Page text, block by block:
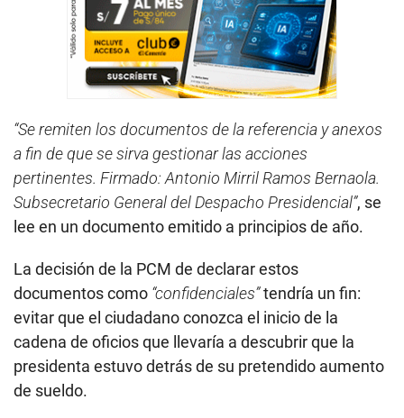
“Se remiten los documentos de la referencia y anexos
a fin de que se sirva gestionar las acciones
pertinentes. Firmado: Antonio Mirril Ramos Bernaola.
Subsecretario General del Despacho Presidencial”, se
lee en un documento emitido a principios de año.
La decisión de la PCM de declarar estos
documentos como “confidenciales”tendría un fin:
evitar que el ciudadano conozca el inicio de la
cadena de oficios que llevaría a descubrir que la
presidenta estuvo detrás de su pretendido aumento
de sueldo.